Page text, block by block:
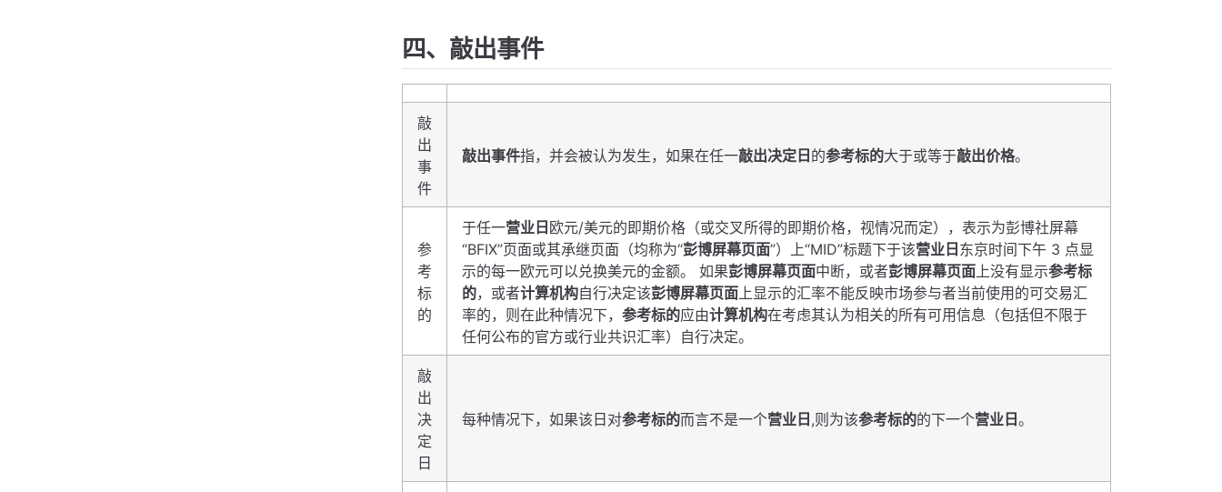
四、敲出事件
敲
出
事
件
敲出事件指，并会被认为发生，如果在任一敲出决定日 的参考标的大于或等于敲出价格。
参
考
标
的
于任一营业日 欧元/美元的即期价格（或交叉所得的即期价格，视情况而定），表示为彭博社屏幕
“BFIX”页面或其承继页面（均称为“彭博屏幕页面”）上“MID”标题下于该营业日 东京时间下午 3 点显
示的每一欧元可以兑换美元的金额。 如果彭博屏幕页面中断，或者彭博屏幕页面上没有显示参考标
的，或者计算机构自行决定该彭博屏幕页面上显示的汇率不能反映市场参与者当前使用的可交易汇
率的，则在此种情况下， 参考标的应由计算机构在考虑其认为相关的所有可用信息（包括但不限于
任何公布的官方或行业共识汇率）自行决定。
敲
出
决
定
日
每种情况下，如果该日对参考标的而言不是一个营业日 ,则为该参考标的的下一个营业日 。